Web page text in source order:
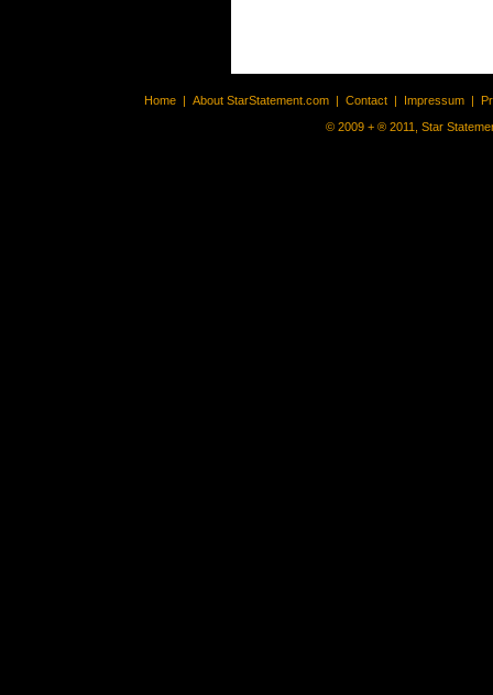
Home | About StarStatement.com | Contact | Impressum |
© 2009 + ® 2011, Star